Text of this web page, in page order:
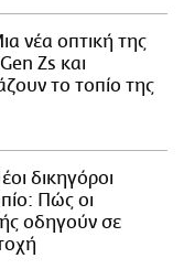
νέα οπτική της
Zs και
το τοπίο της
δικηγόροι
Πώς οι
οδηγούν σε